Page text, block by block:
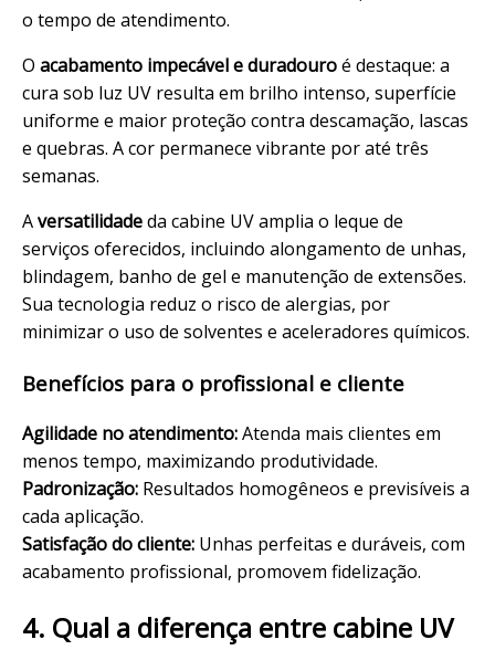
o tempo de atendimento.
O acabamento impecáveleduradouroé destaque: a
cura sob luz UV resulta em brilho intenso, superfície
uniforme e maior proteção contra descamação, lascas
e quebras. A cor permanece vibrante por até três
semanas.
Aversatilidadeda cabine UV amplia o leque de
serviços oferecidos, incluindo alongamento de unhas,
blindagem, banho de gel e manutenção de extensões.
Sua tecnologia reduz o risco de alergias, por
minimizar o uso de solventes e aceleradores químicos.
Benefícios para o profissional e cliente
Agilidade no atendimento:Atenda mais clientes em
menos tempo, maximizando produtividade.
Padronização: Resultados homogêneos e previsíveis a
cada aplicação.
Satisfação do cliente: Unhas perfeitas e duráveis, com
acabamento profissional, promovem fidelização.
4. Qual a diferença entre cabine UV